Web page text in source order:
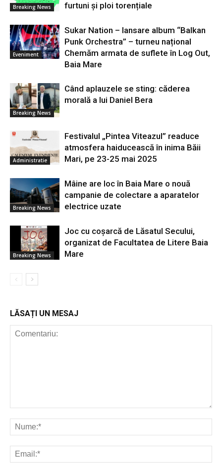
Breaking News
furtuni și ploi torențiale
Eveniment
Sukar Nation – lansare album “Balkan
Punk Orchestra” – turneu național
Chemăm armata de suflete în Log Out,
Baia Mare
Breaking News
Când aplauzele se sting: căderea
morală a lui Daniel Bera
Administratie
Festivalul „Pintea Viteazul” readuce
atmosfera haiducească în inima Băii
Mari, pe 23-25 mai 2025
Breaking News
Mâine are loc în Baia Mare o nouă
campanie de colectare a aparatelor
electrice uzate
Breaking News
Joc cu coșarcă de Lăsatul Secului,
organizat de Facultatea de Litere Baia
Mare
LĂSAȚI UN MESAJ